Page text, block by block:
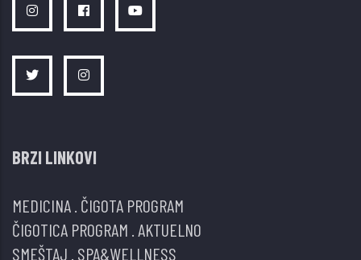
BRZI LINKOVI
MEDICINA ČIGOTA PROGRAM
ČIGOTICA PROGRAM AKTUELNO
SMEŠTAJ SPA&WELLNESS